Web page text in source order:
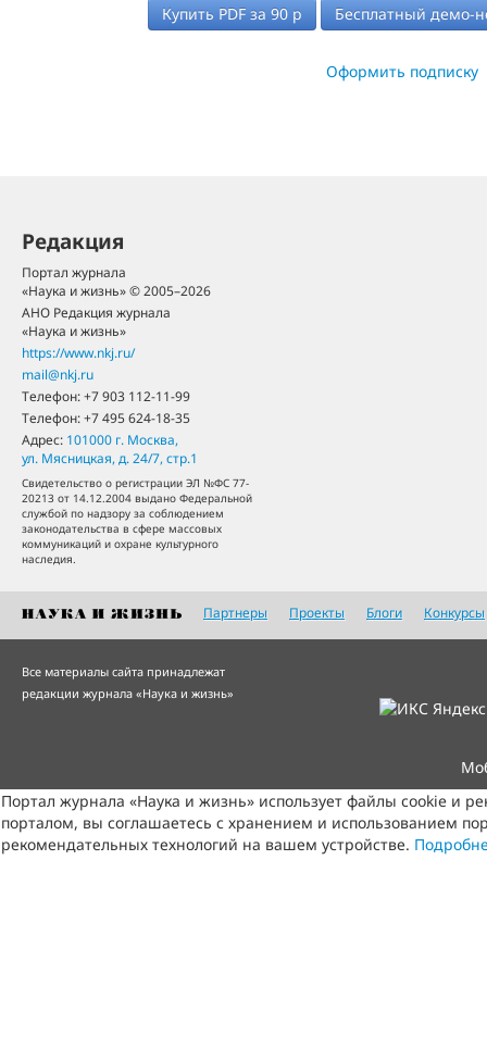
Купить PDF за90 р Бесплатный демо-
Оформить подписку
Редакция
Портал журнала
«Наука и жизнь» © 2005–2026
АНО Редакция журнала
«Наука и жизнь»
https://www.nkj.ru/
mail@nkj.ru
Телефон:+7 903 112-11-99
Телефон:+7 495 624-18-35
Адрес: 101000 г. Москва,
ул. Мясницкая, д. 24/7, стр.1
Свидетельство о регистрации ЭЛ №ФС 77-
20213 от 14.12.2004 выдано Федеральной
службой по надзору за соблюдением
законодательства в сфере массовых
коммуникаций и охране культурного
наследия.
Партнеры Проекты Блоги Конкурсы
Все материалы сайта принадлежат
редакции журнала «Наука и жизнь»
Портал журнала «Наука и жизнь» использует файлы cookie и
порталом, вы соглашаетесь с хранением и использованием
рекомендательных технологий на вашем устройстве.